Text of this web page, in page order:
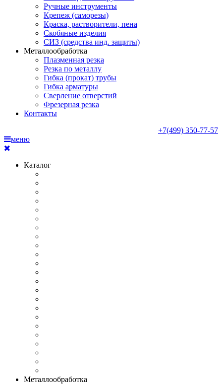
Ручные инструменты
Крепеж (саморезы)
Краска, растворители, пена
Скобяные изделия
СИЗ (средства инд. защиты)
Металлообработка
Плазменная резка
Резка по металлу
Гибка (прокат) трубы
Гибка арматуры
Сверление отверстий
Фрезерная резка
Контакты
+7(499) 350-77-57
меню
Каталог
Металлообработка